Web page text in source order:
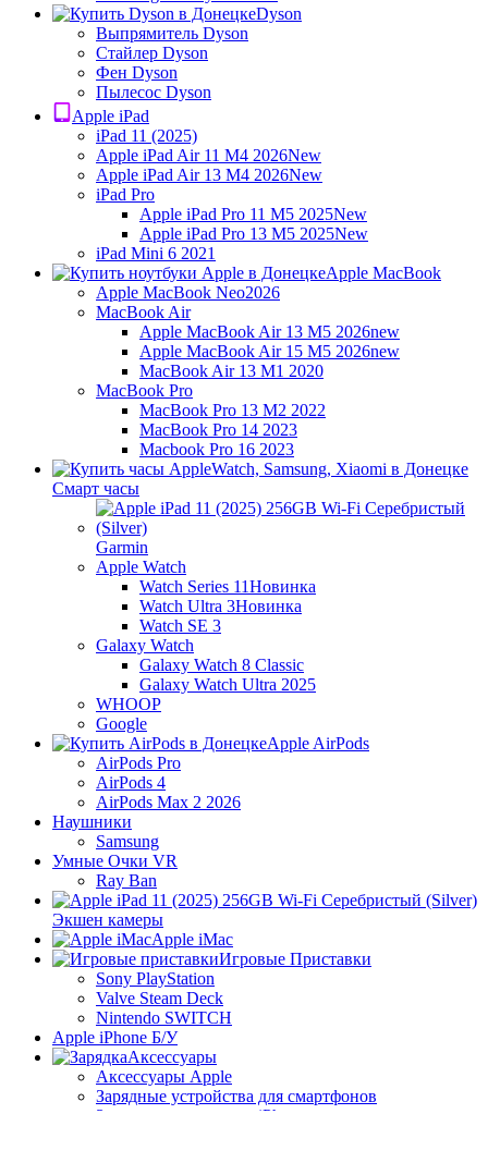
Dyson
Выпрямитель Dyson
Стайлер Dyson
Фен Dyson
Пылесос Dyson
Apple iPad
iPad 11 (2025)
Apple iPad Air 11 M4 2026New
Apple iPad Air 13 M4 2026New
iPad Pro
Apple iPad Pro 11 M5 2025New
Apple iPad Pro 13 M5 2025New
iPad Mini 6 2021
Apple MacBook
Apple MacBook Neo2026
MacBook Air
Apple MacBook Air 13 M5 2026new
Apple MacBook Air 15 M5 2026new
MacBook Air 13 M1 2020
MacBook Pro
MacBook Pro 13 M2 2022
MacBook Pro 14 2023
Macbook Pro 16 2023
Смарт часы
Garmin
Apple Watch
Watch Series 11Новинка
Watch Ultra 3Новинка
Watch SE 3
Galaxy Watch
Galaxy Watch 8 Classic
Galaxy Watch Ultra 2025
WHOOP
Google
Apple AirPods
AirPods Pro
AirPods 4
AirPods Max 2 2026
Наушники
Samsung
Умные Очки VR
Ray Ban
Экшен камеры
Apple iMac
Игровые Приставки
Sony PlayStation
Valve Steam Deck
Nintendo SWITCH
Apple iPhone Б/У
Аксессуары
Аксессуары Apple
Зарядные устройства для смартфонов
Защитные стекла для iPhone